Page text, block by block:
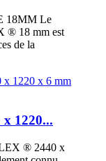
18MM Le
® 18 mm est
de la
1220...
® 2440 x